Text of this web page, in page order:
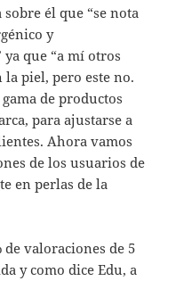
él que “se nota
y
que “a mí otros
piel, pero este no.
de productos
para ajustarse a
Ahora vamos
de los usuarios de
en perlas de la
de valoraciones de 5
y como dice Edu, a